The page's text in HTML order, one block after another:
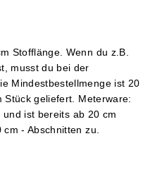
Stofflänge. Wenn du z.B.
musst du bei der
Mindestbestellmenge ist 20
Stück geliefert. Meterware:
ist bereits ab 20 cm
- Abschnitten zu.